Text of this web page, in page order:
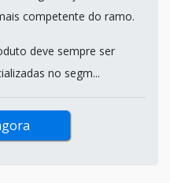
competente do ramo.
deve sempre ser
no segm...